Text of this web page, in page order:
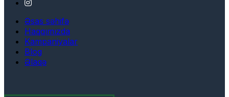
Əsas səhifə
Haqqımızda
Kampaniyalar
Blog
Əlaqə